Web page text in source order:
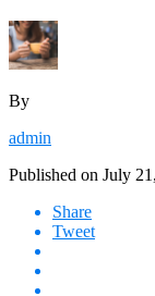
By
admin
Published on July
Share
Tweet